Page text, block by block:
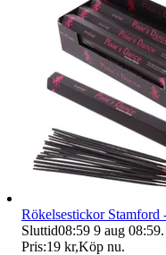
Rökelsestickor Stamford
Sluttid08:59 9 aug 08:59.
Pris:19 kr,Köp nu.